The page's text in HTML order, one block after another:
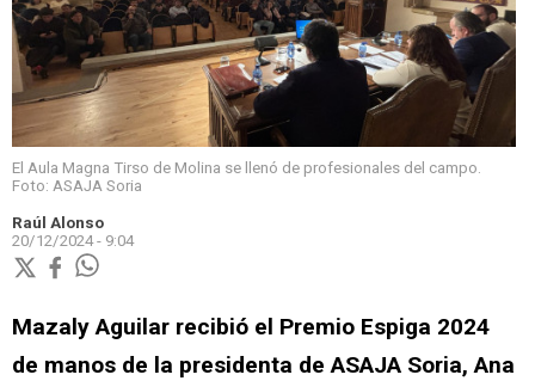
El Aula Magna Tirso de Molina se llenó de profesionales del campo.
Foto: ASAJA Soria
Raúl Alonso
20/12/2024 - 9:04
Mazaly Aguilar recibió el Premio Espiga 2024
de manos de la presidenta de ASAJA Soria, Ana